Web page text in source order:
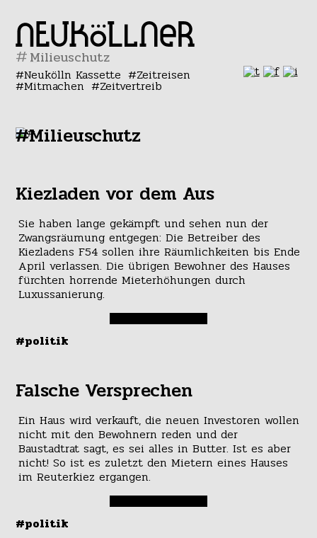
#
Neukölln Kassette Zeitreisen
Mitmachen Zeitvertreib
#Milieuschutz
Kiezladen vor dem Aus
Sie haben lange gekämpft und sehen nun der
Zwangsräumung entgegen: Die Betreiber des
Kiezladens F54 sollen ihre Räumlichkeiten bis Ende
April verlassen. Die übrigen Bewohner des Hauses
fürchten horrende Mieterhöhungen durch
Luxussanierung.
#politik
Falsche Versprechen
Ein Haus wird verkauft, die neuen Investoren wollen
nicht mit den Bewohnern reden und der
Baustadtrat sagt, es sei alles in Butter. Ist es aber
nicht! So ist es zuletzt den Mietern eines Hauses
im Reuterkiez ergangen.
#politik